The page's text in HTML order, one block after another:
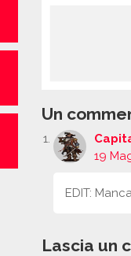
Un
19
EDIT:
Lascia un